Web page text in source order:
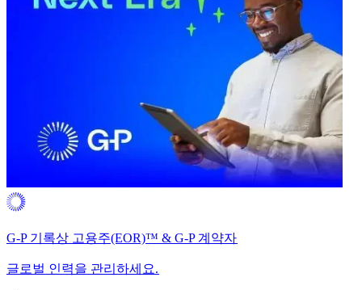
G-P 기록상 고용주(EOR)™ & G-P 계약자​​
글로벌 인력을 관리하세요.​​